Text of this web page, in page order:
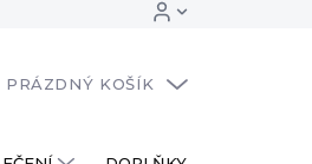
NÁKUPNÍ
PRÁZDNÝ KOŠÍK